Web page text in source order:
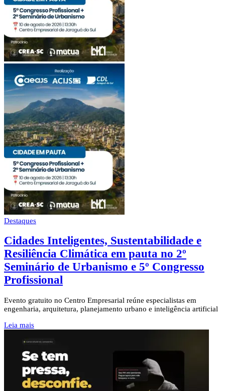
Destaques
Cidades Inteligentes, Sustentabilidade e
Resiliência Climática em pauta no 2º
Seminário de Urbanismo e 5º Congresso
Profissional
Evento gratuito no Centro Empresarial reúne especialistas em
engenharia, arquitetura, planejamento urbano e inteligência artificial
Leia mais